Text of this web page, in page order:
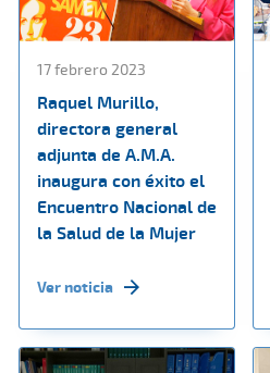
17 febrero 2023
Raquel Murillo,
directora general
adjunta de A.M.A.
inaugura con éxito el
Encuentro Nacional de
la Salud de la Mujer
Ver noticia